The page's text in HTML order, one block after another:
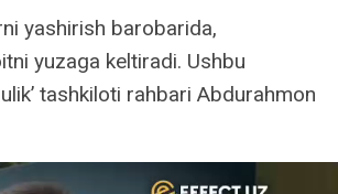
yashirish barobarida,
yuzaga keltiradi. Ushbu
tashkiloti rahbari Abdurahmon